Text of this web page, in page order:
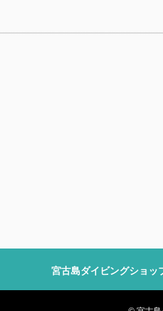
宮古島ダイビングショッ